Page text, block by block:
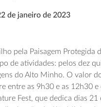
de janeiro de 2023
pela Paisagem Protegida
de atividades: pelos dez
do Alto Minho. O valor
entre as 9h30 e as 12h30
Fest, que dedica dias